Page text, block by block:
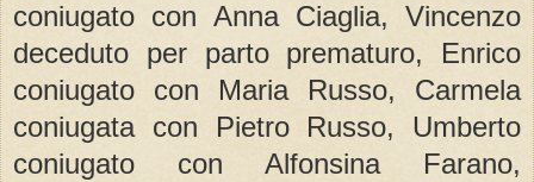
coniugato con Anna Ciaglia, Vincenzo
deceduto per parto prematuro, Enrico
coniugato con Maria Russo, Carmela
coniugata con Pietro Russo, Umberto
coniugato con Alfonsina Farano,